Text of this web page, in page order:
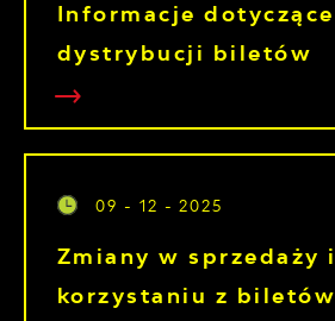
Informacje dotyczące
dystrybucji biletów
09 - 12 - 2025
Zmiany w sprzedaży i
korzystaniu z biletów